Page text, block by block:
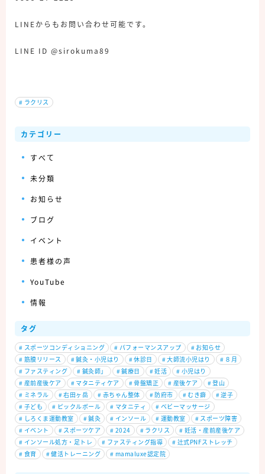
LINEからもお問い合わせ可能です。
LINE ID @sirokuma89
# ラクリス
カテゴリー
すべて
未分類
お知らせ
ブログ
イベント
患者様の声
YouTube
情報
タグ
# スポーツコンディショニング # パフォーマンスアップ # お知らせ
# 筋膜リリース #鍼灸・小児はり #休診日 #大師流小児はり # ８月
# ファスティング # 鍼灸師」 #鍼療日 #妊活 # 小児はり
# 産前産後ケア # マタニティケア #骨盤矯正 # 産後ケア #登山
# ミネラル #右田ヶ岳 # 赤ちゃん整体 #防府市 # むき癖 #逆子
# 子ども # ピックルボール # マタニティ # ベビーマッサージ
# しろくま運動教室 #鍼灸 # インソール # 運動教室 # スポーツ障害
# イベント # スポーツケア # 2024 # ラクリス # 妊活・産前産後ケア
# インソール処方・足トレ # ファスティング指導 # 辻式PNFストレッチ
# 食育 #健活トレーニング # mamaluxe認定院